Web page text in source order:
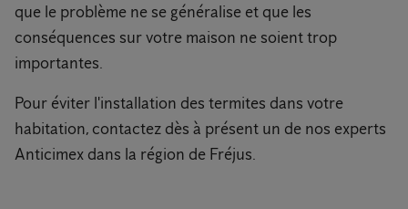
que le problème ne se généralise et que les
conséquences sur votre maison ne soient trop
importantes.
Pour éviter l'installation des termites dans votre
habitation, contactez dès à présent un de nos experts
Anticimex dans la région de Fréjus.